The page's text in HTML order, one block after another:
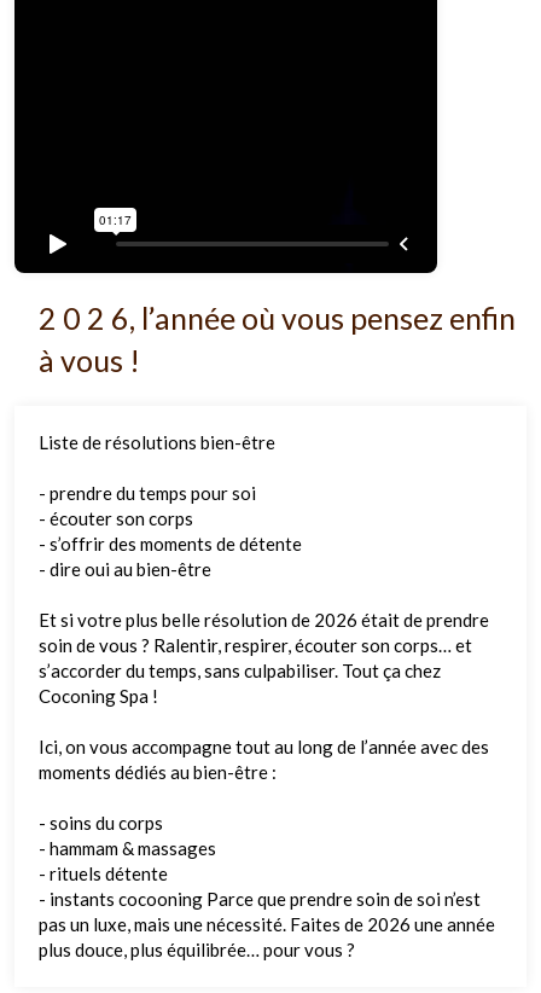
2 0 2 6, l’année où vous pensez enfin
à vous !
Liste de résolutions bien-être
- prendre du temps pour soi
- écouter son corps
- s’offrir des moments de détente
- dire oui au bien-être
Et si votre plus belle résolution de 2026 était de prendre
soin de vous ? Ralentir, respirer, écouter son corps… et
s’accorder du temps, sans culpabiliser. Tout ça chez
Coconing Spa !
Ici, on vous accompagne tout au long de l’année avec des
moments dédiés au bien-être :
- soins du corps
- hammam & massages
- rituels détente
- instants cocooning Parce que prendre soin de soi n’est
pas un luxe, mais une nécessité. Faites de 2026 une année
plus douce, plus équilibrée… pour vous ?